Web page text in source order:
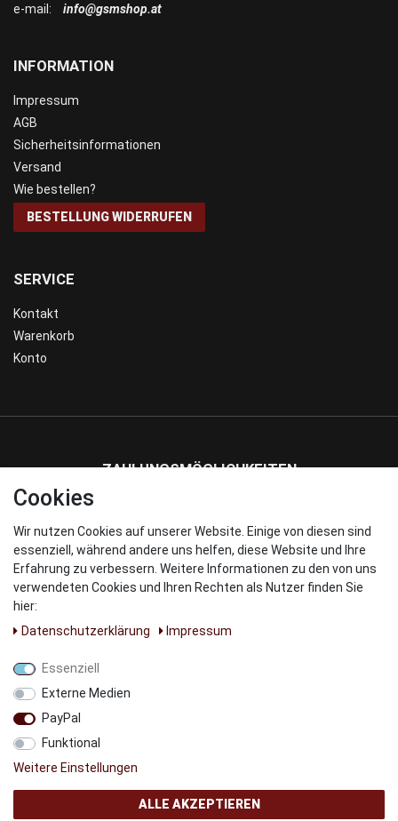
SERVICE
Kontakt
Warenkorb
Konto
INFORMATION
Impressum
AGB
Sicherheitsinformationen
Versand
Wie bestellen?
BESTELLUNG WIDERRUFEN
e-mail: info@gsmshop.at
ZAHLUNGSMÖGLICHKEITEN
WIR VERSENDEN MIT
Cookies
Wir nutzen Cookies auf unserer Website. Einige von diesen sind
essenziell, während andere uns helfen, diese Website und Ihre
Erfahrung zu verbessern. Weitere Informationen zu den von uns
verwendeten Cookies und Ihren Rechten als Nutzer finden Sie
hier:
Daten­schutz­erklärung
Impressum
Essenziell
Externe Medien
PayPal
Funktional
Weitere Einstellungen
ALLE AKZEPTIEREN